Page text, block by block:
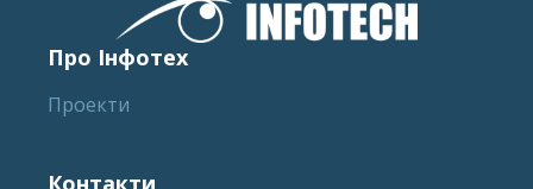
Про Інфотех
Проекти